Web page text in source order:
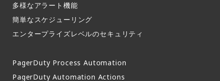
多様なアラート機能​
簡単なスケジューリング​
エンタープライズレベルのセキュリティ
PagerDuty Process Automation
PagerDuty Automation Actions